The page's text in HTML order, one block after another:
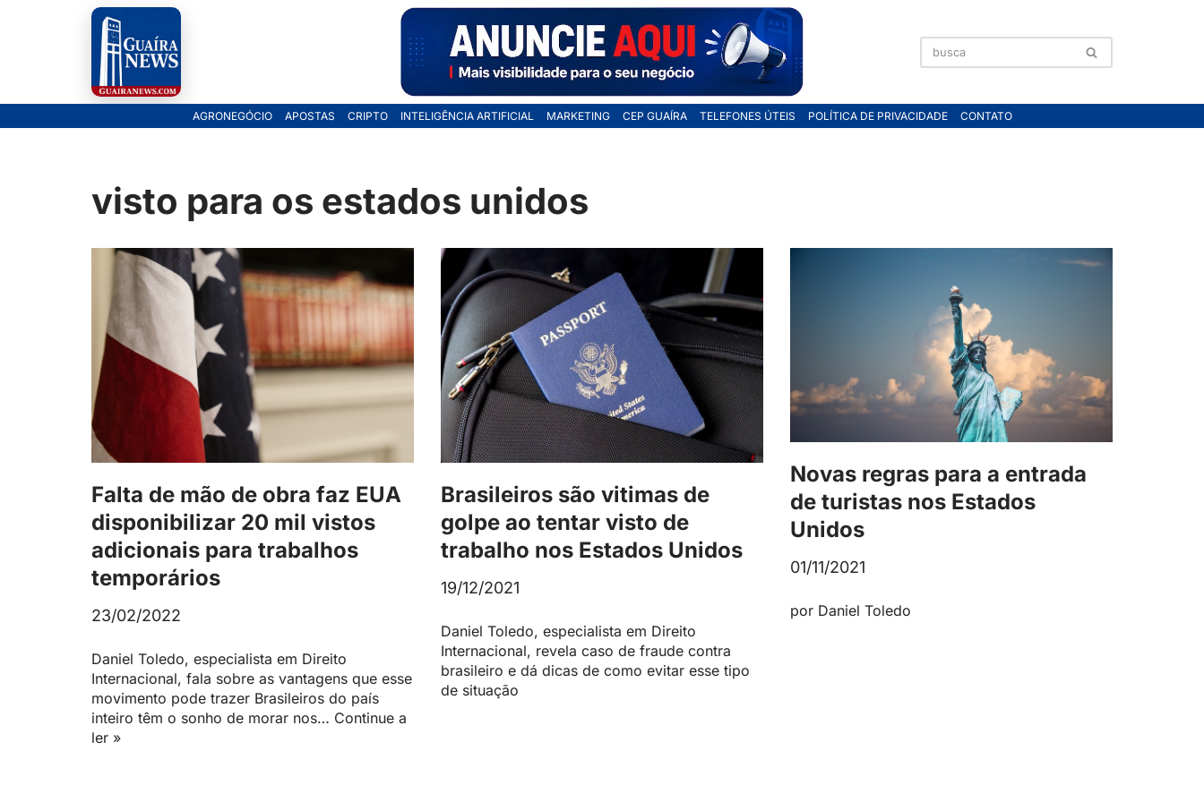
AGRONEGÓCIO APOSTAS CRIPTO INTELIGÊNCIA ARTIFICIAL MARKETING CEP GUAÍRA TELEFONES ÚTEIS POLÍTICA DE PRIVACIDADE CONTATO
visto para os estados unidos
Falta de mão de obra faz EUA
disponibilizar 20 mil vistos
adicionais para trabalhos
temporários
23/02/2022
Daniel Toledo, especialista em Direito
Internacional, fala sobre as vantagens que esse
movimento pode trazer Brasileiros do país
inteiro têm o sonho de morar nos… Continue a
ler »
Brasileiros são vitimas de
golpe ao tentar visto de
trabalho nos Estados Unidos
19/12/2021
Daniel Toledo, especialista em Direito
Internacional, revela caso de fraude contra
brasileiro e dá dicas de como evitar esse tipo
de situação
Novas regras para a entrada
de turistas nos Estados
Unidos
01/11/2021
por Daniel Toledo